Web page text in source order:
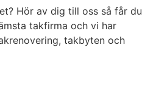
Hör av dig till oss så får du
takfirma och vi har
takbyten och